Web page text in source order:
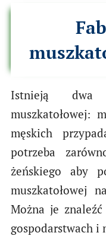
Istnieją dwa
muszkatołowej:
męskich
potrzeba
żeńskiego aby
muszkatołowej
Można je
gospodarstwach i